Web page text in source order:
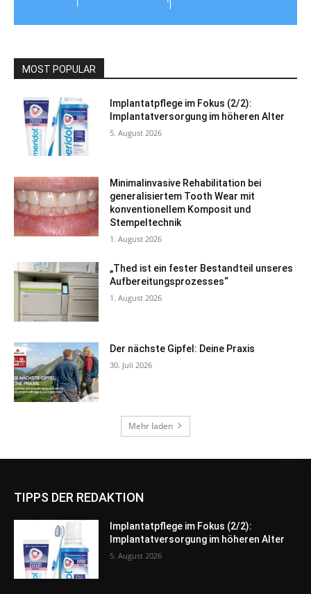
TIPPS DER REDAKTION
Implantatpflege im Fokus (2/2):
Implantatversorgung im höheren Alter
5. August 2026